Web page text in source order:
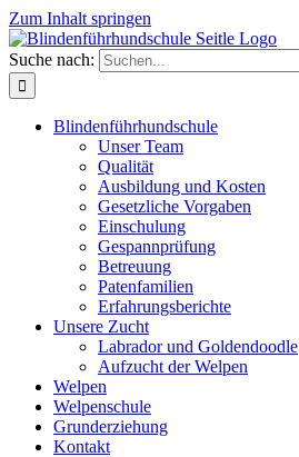
Zum Inhalt springen
Suche nach:
Blindenführhundschule
Unser Team
Qualität
Ausbildung und Kosten
Gesetzliche Vorgaben
Einschulung
Gespannprüfung
Betreuung
Patenfamilien
Erfahrungsberichte
Unsere Zucht
Labrador und Goldendoodle
Aufzucht der Welpen
Welpen
Welpenschule
Grunderziehung
Kontakt